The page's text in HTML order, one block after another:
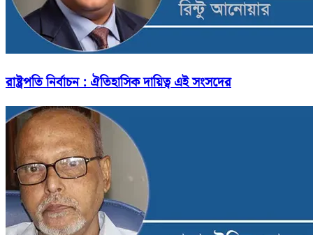
রাষ্ট্রপতি নির্বাচন : ঐতিহাসিক দায়িত্ব এই সংসদের